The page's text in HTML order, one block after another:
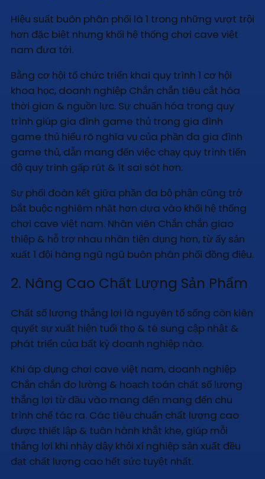
Hiệu suất buôn phân phối là 1 trong những vượt trội
hơn đặc biệt nhưng khối hệ thống chơi cave việt
nam đưa tới.
Bằng cơ hội tổ chức triển khai quy trình 1 cơ hội
khoa học, doanh nghiệp Chắn chắn tiêu cắt hóa
thời gian & nguồn lực. Sự chuẩn hóa trong quy
trình giúp gia đình game thủ trong gia đình
game thủ hiểu rõ nghĩa vụ của phần đa gia đình
game thủ, dẫn mang đến việc chạy quy trình tiến
độ quy trình gấp rút & ít sai sót hơn.
Sự phối đoàn kết giữa phần đa bộ phận cũng trở
bắt buộc nghiêm nhặt hơn dựa vào khối hệ thống
chơi cave việt nam. Nhân viên Chắn chắn giao
thiệp & hỗ trợ nhau nhân tiện dụng hơn, từ ấy sản
xuất 1 đội hàng ngũ ngũ buôn phân phối đồng điệu.
2. Nâng Cao Chất Lượng Sản Phẩm
Chất số lượng thắng lợi là nguyên tố sống còn kiên
quyết sự xuất hiện tuổi thọ & té sung cập nhật &
phát triển của bất kỳ doanh nghiệp nào.
Khi áp dụng chơi cave việt nam, doanh nghiệp
Chắn chắn đo lường & hoạch toán chất số lượng
thắng lợi từ đầu vào mang đến mang đến chu
trình chế tác ra. Các tiêu chuẩn chất lượng cao
được thiết lập & tuân hành khắt khe, giúp mỗi
thắng lợi khi nhảy dậy khỏi xí nghiệp sản xuất đều
đạt chất lượng cao hết sức tuyệt nhất.